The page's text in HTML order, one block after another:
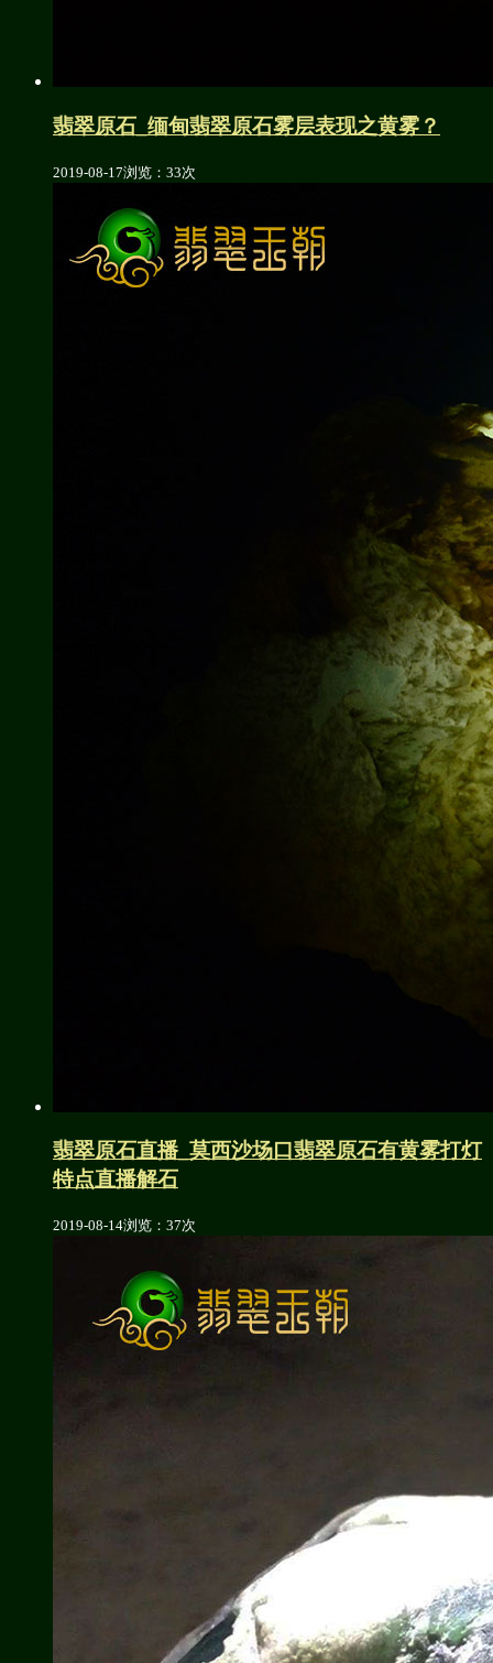
翡翠原石_缅甸翡翠原石雾层表现之黄雾？
2019-08-17浏览：33次
翡翠原石直播_莫西沙场口翡翠原石有黄雾打灯
特点直播解石
2019-08-14浏览：37次